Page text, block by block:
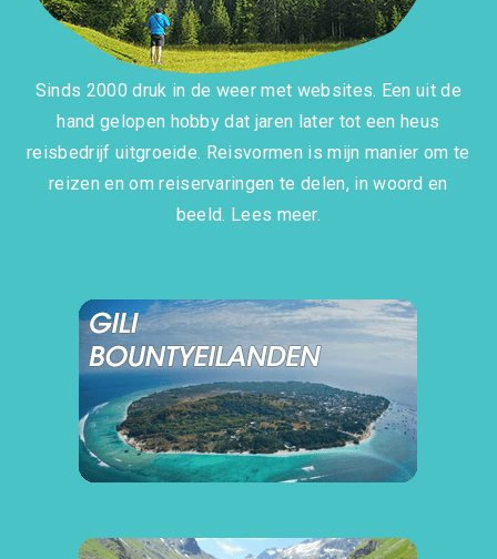
Sinds 2000 druk in de weer met websites. Een uit de
hand gelopen hobby dat jaren later tot een heus
reisbedrijf uitgroeide. Reisvormen is mijn manier om te
reizen en om reiservaringen te delen, in woord en
beeld. Lees meer.